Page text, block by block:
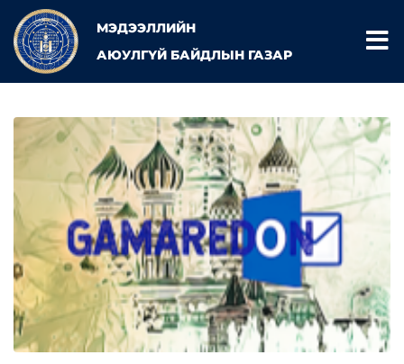
МЭДЭЭЛЛИЙН
АЮУЛГҮЙ БАЙДЛЫН ГАЗАР